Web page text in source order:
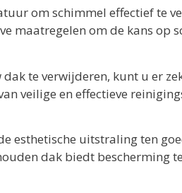
om schimmel effectief te
maatregelen om de kans op
te verwijderen, kunt u er
veilige en effectieve
esthetische uitstraling ten
dak biedt bescherming